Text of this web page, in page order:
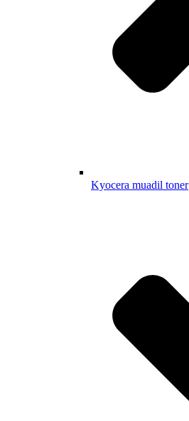
Kyocera muadil toner